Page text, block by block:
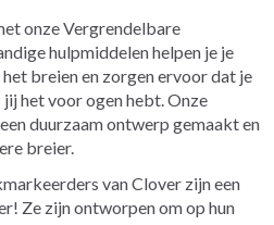
onze Vergrendelbare
hulpmiddelen helpen je je
breien en zorgen ervoor dat je
het voor ogen hebt. Onze
duurzaam ontwerp gemaakt en
breier.
van Clover zijn een
Ze zijn ontworpen om op hun